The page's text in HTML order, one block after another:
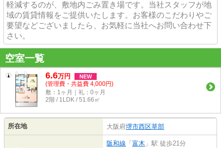
軽減するのが、敷地内ごみ置き場です。当社スタッフが地
域の賃貸情報をご提供いたします。お客様のこだわりやご
要望などございましたら、お気軽に当社へお問い合わせ下
さい。
空室一覧
6.6万円 NEW
(管理費・共益費 4,000円)
敷：1ヶ月｜礼：0ヶ月
2階 / 1LDK / 51.66㎡
所在地 大阪府堺市西区草部
阪和線 「 富木 」駅 徒歩21分